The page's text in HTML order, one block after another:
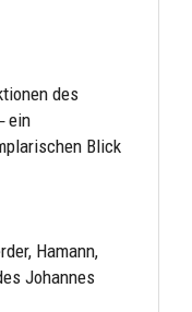
des
ein
Blick
Hamann,
Johannes